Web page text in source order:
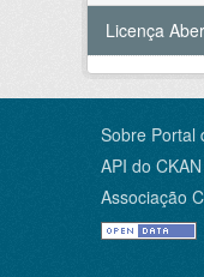
Licença
Sobre Portal
API do CKAN
Associação